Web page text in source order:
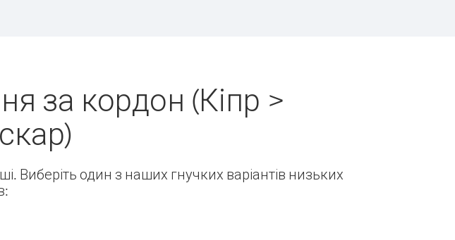
за кордон (Кіпр >
Виберіть один з наших гнучких варіантів низьких